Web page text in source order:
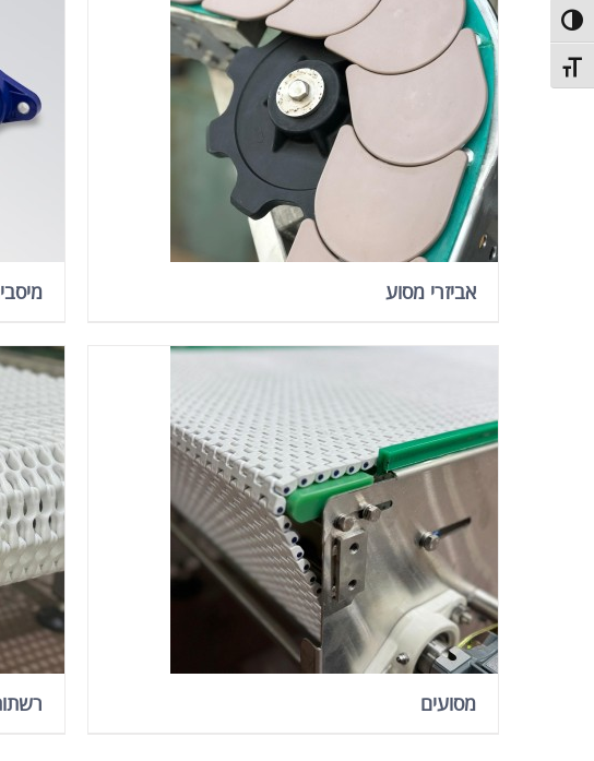
הפעל/כבה ניגודיות גבוהה
מתג גודל גופן
אביזרי מסוע
מסועים